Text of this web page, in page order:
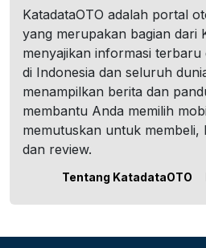
KatadataOTO adalah portal
yang merupakan bagian dari
menyajikan informasi
di Indonesia dan seluruh
menampilkan berita dan
membantu Anda memilih
memutuskan untuk membeli,
dan review.
Tentang KatadataOTO